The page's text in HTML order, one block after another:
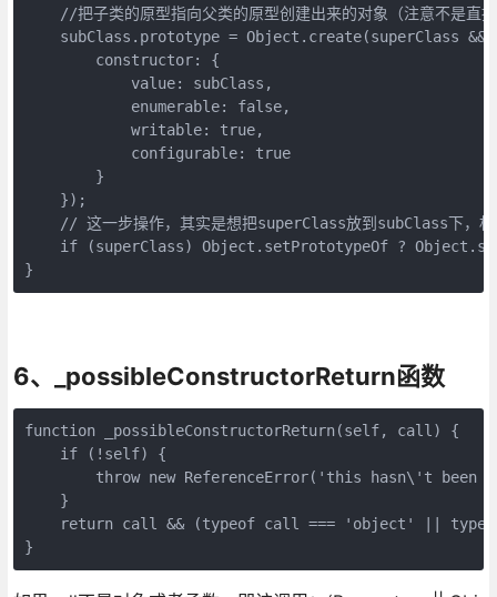
//把子类的原型指向父类的原型创建出来的对象（注意不是
subClass.prototype = Object.create(superClass &&
        constructor: {
            value: subClass,
            enumerable: false,
            writable: true,
            configurable: true
        }
    });
// 这一步操作，其实是想把superClass放到subClass下，
if (superClass) Object.setPrototypeOf ?
}
6、_possibleConstructorReturn函数
function _possibleConstructorReturn(self, call) {
    if (!self) {
throw new ReferenceError('this hasn\'t been
    }
return call && (typeof call === 'object' ||
}